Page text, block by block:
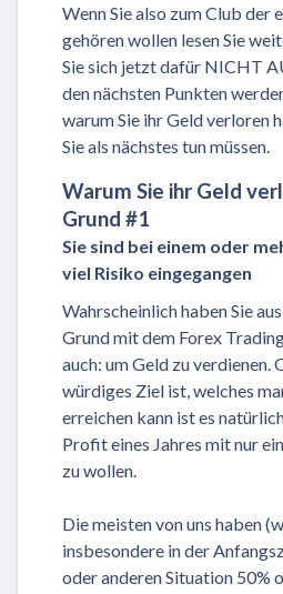
Wenn Sie also zum Club der
gehören wollen lesen Sie
Sie sich jetzt dafür NICHT
den nächsten Punkten
warum Sie ihr Geld verloren
Sie als nächstes tun müssen.
Warum Sie ihr Geld
Grund #1
Sie sind bei einem oder
viel Risiko eingegangen
Wahrscheinlich haben Sie
Grund mit dem Forex
auch: um Geld zu verdienen.
würdiges Ziel ist, welches
erreichen kann ist es
Profit eines Jahres mit nur
zu wollen.
Die meisten von uns haben
insbesondere in der
oder anderen Situation 50%